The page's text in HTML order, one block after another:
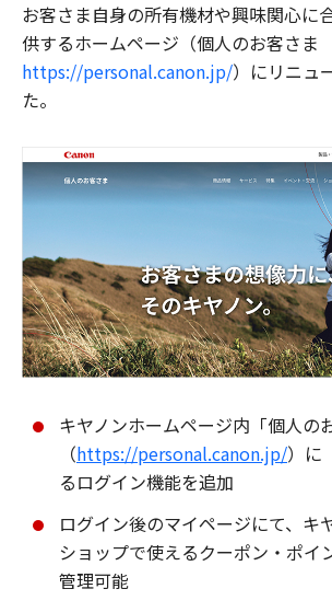
お客さま自身の所有機材や興味関心に
供するホームページ（個人のお客さま
https://personal.canon.jp/）にリニュ
た。
キヤノンホームページ内「個人の
（https://personal.canon.jp/）に
るログイン機能を追加
ログイン後のマイページにて、キ
ショップで使えるクーポン・ポイ
管理可能